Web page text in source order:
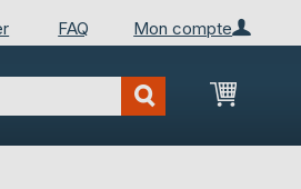
Mon compte
FAQ
Mon